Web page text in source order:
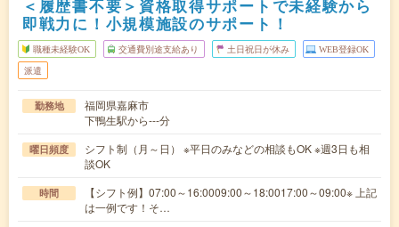
＜履歴書不要＞資格取得サポートで未経験から
即戦力に！小規模施設のサポート！
職種未経験OK 交通費別途支給あり 土日祝日が休み WEB登録OK
派遣
勤務地
福岡県嘉麻市
下鴨生駅から---分
曜日頻度
シフト制（月～日） ※平日のみなどの相談もOK ※週3日も相
談OK
時間
【シフト例】07:00～16:0009:00～18:0017:00～09:00※ 上記
は一例です！そ…